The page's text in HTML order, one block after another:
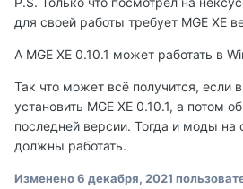
для своей работы требует MGE XE
А MGE XE 0.10.1 может работать в
Так что может всё получится, если
установить MGE XE 0.10.1, а потом
последней версии. Тогда и моды на
должны работать.
Изменено6 декабря, 2021